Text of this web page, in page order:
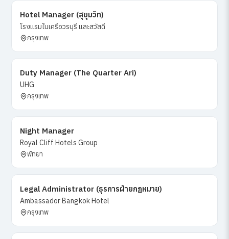
Hotel Manager (สุขุมวิท)
โรงแรมในเครือวรบุรี และสวัสดี
กรุงเทพ
Duty Manager (The Quarter Ari)
UHG
กรุงเทพ
Night Manager
Royal Cliff Hotels Group
พัทยา
Legal Administrator (ธุรการฝ่ายกฎหมาย)
Ambassador Bangkok Hotel
กรุงเทพ